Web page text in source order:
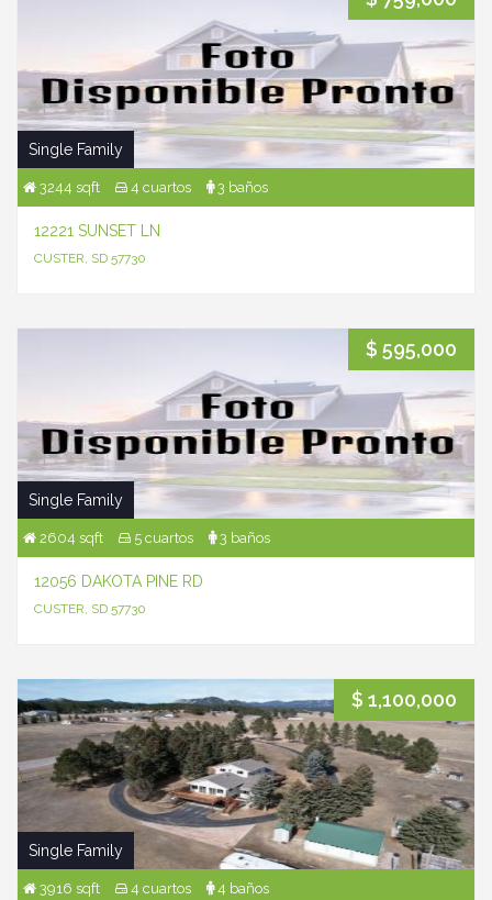
Single Family
3244 sqft 4 cuartos 3 baños
12221 SUNSET LN
CUSTER, SD 57730
$ 595,000
Single Family
2604 sqft 5 cuartos 3 baños
12056 DAKOTA PINE RD
CUSTER, SD 57730
$ 1,100,000
Single Family
3916 sqft 4 cuartos 4 baños